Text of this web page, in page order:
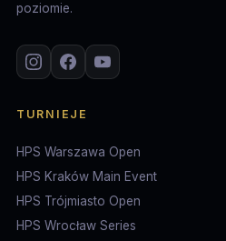
poziomie.
TURNIEJE
HPS Warszawa Open
HPS Kraków Main Event
HPS Trójmiasto Open
HPS Wrocław Series